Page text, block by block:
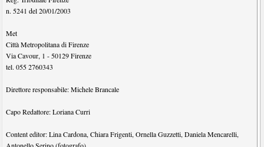
n. 5241 del 20/01/2003
Met
Città Metropolitana di Firenze
Via Cavour, 1 -50129 Firenze
tel.055 2760343
Direttore responsabile:Michele Brancale
Capo Redattore:Loriana Curri
Content editor:Lina Cardona,Chiara Frigenti,Ornella Guzzetti,Daniela Mencarelli,